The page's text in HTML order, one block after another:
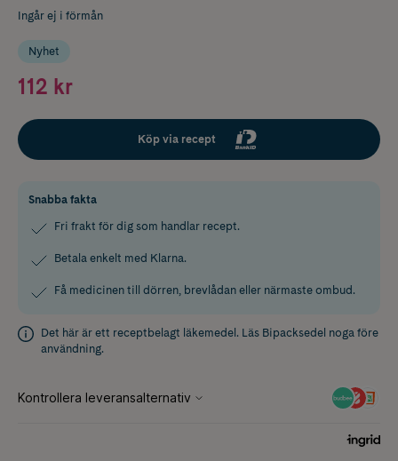
Ingår ej i förmån
Nyhet
112 kr
Köp via recept
Snabba fakta
Fri frakt för dig som handlar recept.
Betala enkelt med Klarna.
Få medicinen till dörren, brevlådan eller närmaste ombud.
Det här är ett receptbelagt läkemedel. Läs Bipacksedel noga före
användning.